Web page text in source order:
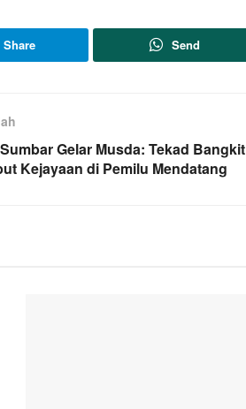
Share Send
Gelar Musda: Tekad Bangkit
Kejayaan di Pemilu Mendatang